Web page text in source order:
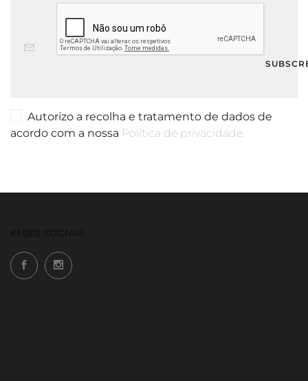
Autorizo a recolha e tratamento de dados de
acordo com a nossa Política de privacidade.